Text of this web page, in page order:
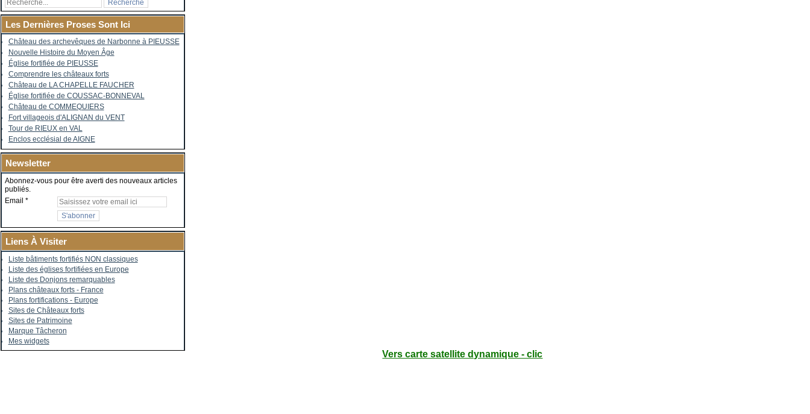
Les Dernières Proses Sont Ici
Château des archevêques de Narbonne à PIEUSSE
Nouvelle Histoire du Moyen Âge
Église fortifiée de PIEUSSE
Comprendre les châteaux forts
Château de LA CHAPELLE FAUCHER
Église fortifiée de COUSSAC-BONNEVAL
Château de COMMEQUIERS
Fort villageois d'ALIGNAN du VENT
Tour de RIEUX en VAL
Enclos ecclésial de AIGNE
Newsletter
Abonnez-vous pour être averti des nouveaux articles
publiés.
Email
Liens À Visiter
Liste bâtiments fortifiés NON classiques
Liste des églises fortifiées en Europe
Liste des Donjons remarquables
Plans châteaux forts - France
Plans fortifications - Europe
Sites de Châteaux forts
Sites de Patrimoine
Marque Tâcheron
Mes widgets
Vers carte satellite dynamique - clic